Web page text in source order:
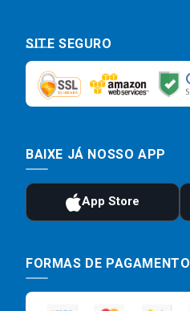
SITE SEGURO
BAIXE JÁ NOSSO APP
FORMAS DE PAGAMENTO